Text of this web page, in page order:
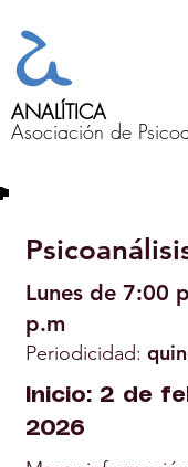
ANALÍTICA
Asociación de
Lunes de 7:00
p.m
Periodicidad:
Inicio: 2 de
2026